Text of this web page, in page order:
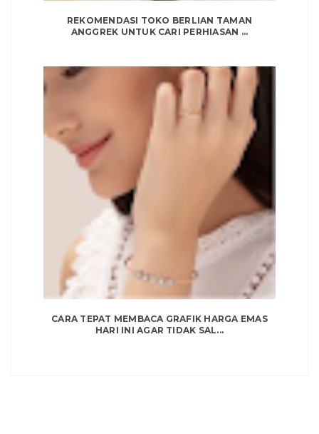
REKOMENDASI TOKO BERLIAN TAMAN
ANGGREK UNTUK CARI PERHIASAN ...
CARA TEPAT MEMBACA GRAFIK HARGA EMAS
HARI INI AGAR TIDAK SAL...